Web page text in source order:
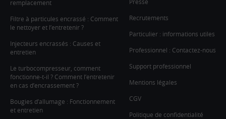
remplacement
Filtre à particules encrassé : Comment
le nettoyer et l’entretenir ?
Injecteurs encrassés : Causes et
entretien
Le turbocompresseur, comment
fonctionne-t-il ? Comment l’entretenir
en cas d’encrassement ?
Bougies d’allumage : Fonctionnement
et entretien
Recrutements
Particulier : informations utiles
Professionnel : Contactez-nous
Support professionnel
Mentions légales
CGV
Politique de confidentialité